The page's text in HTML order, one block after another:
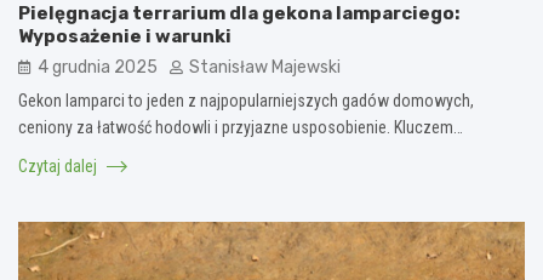
Pielęgnacja terrarium dla gekona lamparciego:
Wyposażenie i warunki
4 grudnia 2025 Stanisław Majewski
Gekon lamparci to jeden z najpopularniejszych gadów domowych,
ceniony za łatwość hodowli i przyjazne usposobienie. Kluczem…
Czytaj dalej